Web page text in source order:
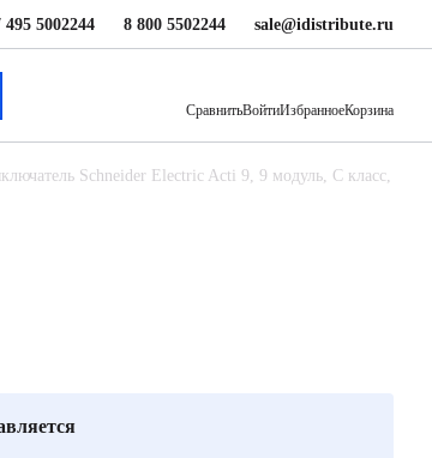
495 5002244 8 800 5502244 sale@idistribute.ru
СравнитьВойтиИзбранноеКорзина
Schneider Electric Acti 9, 9 модуль, C класс,